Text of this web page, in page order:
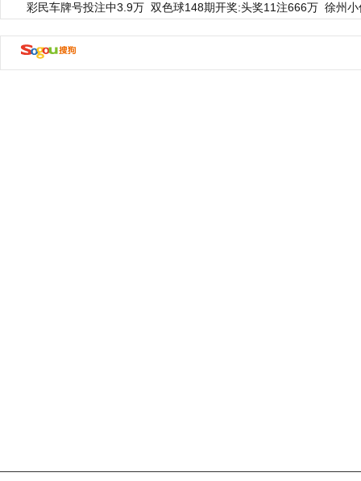
彩民车牌号投注中3.9万 双色球148期开奖:头奖11注666万 徐州